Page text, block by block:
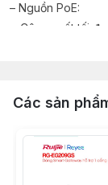
– Nguồn PoE:
+ Công suất tối
+ Chế độ mở
+ Tự động khôi
Các sản